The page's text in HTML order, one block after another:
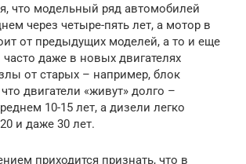
что модельный ряд автомобилей
через четыре-пять лет, а мотор в
от предыдущих моделей, а то и еще
даже в новых двигателях
от старых – например, блок
двигатели «живут» долго –
10-15 лет, а дизели легко
и даже 30 лет.
приходится признать, что в